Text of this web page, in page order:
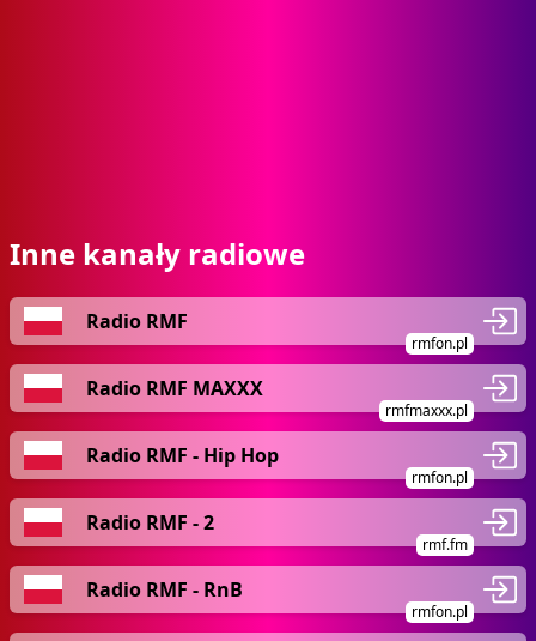
Inne kanały radiowe
Radio RMF
rmfon.pl
Radio RMF MAXXX
rmfmaxxx.pl
Radio RMF - Hip Hop
rmfon.pl
Radio RMF - 2
rmf.fm
Radio RMF - RnB
rmfon.pl